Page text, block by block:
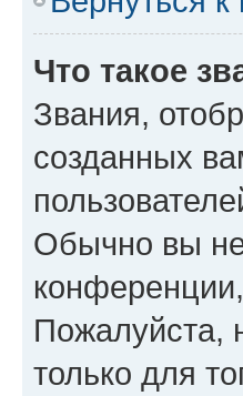
Что такое
Звания,
созданных
Обычно вы
Пожалуйста,
только для